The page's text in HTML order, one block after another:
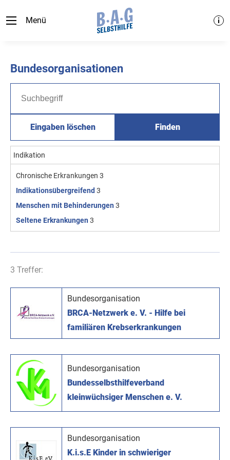
Menü
Bundesorganisationen
Eingaben löschen Finden
Indikation
Chronische Erkrankungen 3
Indikationsübergreifend 3
Menschen mit Behinderungen 3
Seltene Erkrankungen 3
3 Treffer:
Bundesorganisation
BRCA-Netzwerk e. V. - Hilfe bei
familiären Krebserkrankungen
Bundesorganisation
Bundesselbsthilfeverband
kleinwüchsiger Menschen e. V.
Bundesorganisation
K.i.s.E Kinder in schwieriger